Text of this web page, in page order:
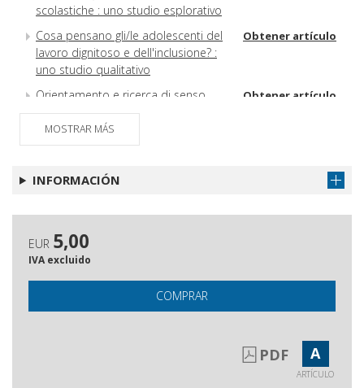
scolastiche : uno studio esplorativo
Cosa pensano gli/le adolescenti del
lavoro dignitoso e dell'inclusione? :
uno studio qualitativo
Obtener artículo
Orientamento e ricerca di senso Obtener artículo
Nuovi scenari per le politiche di
e consulenza di carriera
MOSTRAR MÁS
INFORMACIÓN
EUR 5,00
IVA excluido
COMPRAR
PDF A
ARTÍCULO